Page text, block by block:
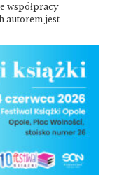
współpracy
autorem jest